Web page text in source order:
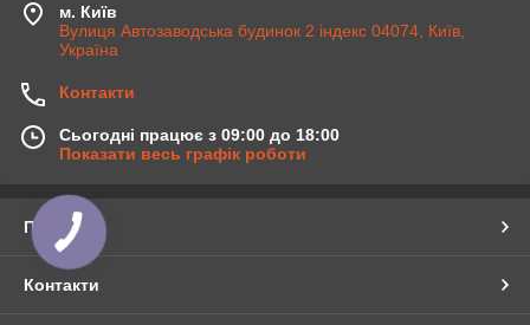
м. Київ
Вулиця Автозаводська будинок 2 індекс 04074, Київ,
Україна
Контакти
Сьогодні працює з 09:00 до 18:00
Показати весь графік роботи
Про нас
Контакти